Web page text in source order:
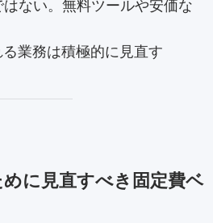
はない。無料ツールや安価な
業務は積極的に見直す
に見直すべき固定費ベ